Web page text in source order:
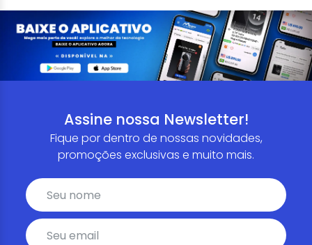
Assine nossa Newsletter!
Fique por dentro de nossas novidades,
promoções exclusivas e muito mais.